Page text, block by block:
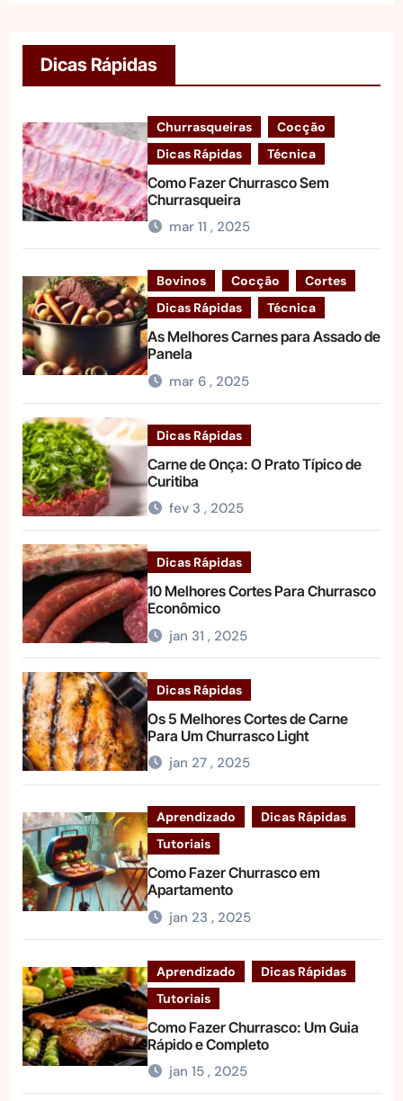
Dicas Rápidas
Churrasqueiras
Cocção
Dicas Rápidas
Técnica
Como Fazer Churrasco Sem
Churrasqueira
mar 11 , 2025
Bovinos Cocção
Cortes
Dicas Rápidas
Técnica
As Melhores Carnes para Assado de
Panela
mar 6 , 2025
Dicas Rápidas
Carne de Onça: O Prato Típico de
Curitiba
fev 3 , 2025
Dicas Rápidas
10 Melhores Cortes Para Churrasco
Econômico
jan 31 , 2025
Dicas Rápidas
Os 5 Melhores Cortes de Carne
Para Um Churrasco Light
jan 27 , 2025
Aprendizado
Dicas Rápidas
Tutoriais
Como Fazer Churrasco em
Apartamento
jan 23 , 2025
Aprendizado
Dicas Rápidas
Tutoriais
Como Fazer Churrasco: Um Guia
Rápido e Completo
jan 15 , 2025